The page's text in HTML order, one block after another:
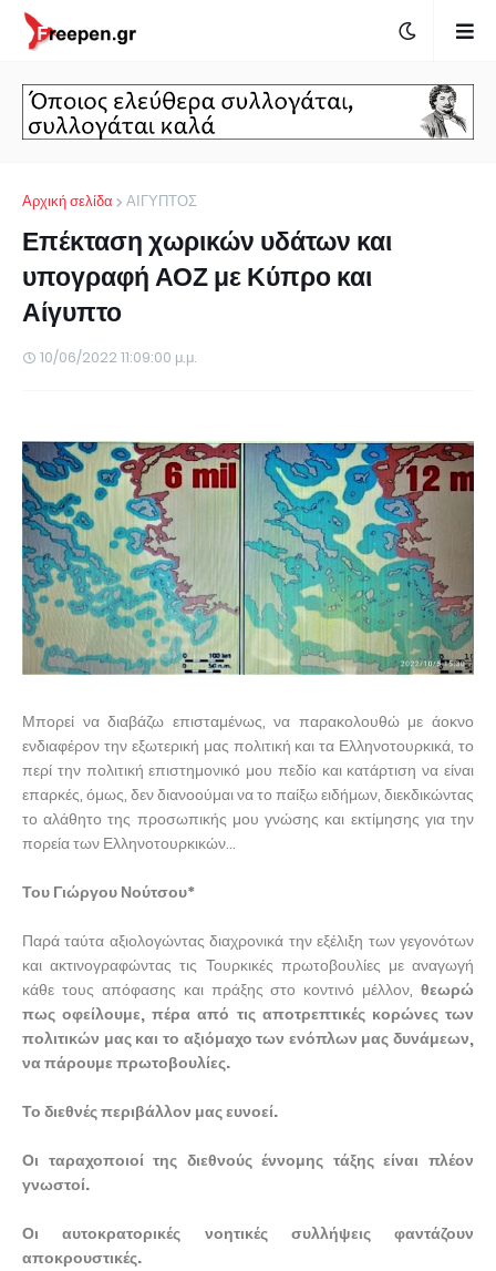
Αρχική σελίδα ΑΙΓΥΠΤΟΣ
Επέκταση χωρικών υδάτων και
υπογραφή ΑΟΖ με Κύπρο και
Αίγυπτο
10/06/2022 11:09:00 μ.μ.
Μπορεί να διαβάζω επισταμένως, να παρακολουθώ με άοκνο
ενδιαφέρον την εξωτερική μας πολιτική και τα Ελληνοτουρκικά, το
περί την πολιτική επιστημονικό μου πεδίο και κατάρτιση να είναι
επαρκές, όμως, δεν διανοούμαι να το παίξω ειδήμων, διεκδικώντας
το αλάθητο της προσωπικής μου γνώσης και εκτίμησης για την
πορεία των Ελληνοτουρκικών...
Του Γιώργου Νούτσου*
Παρά ταύτα αξιολογώντας διαχρονικά την εξέλιξη των γεγονότων
και ακτινογραφώντας τις Τουρκικές πρωτοβουλίες με αναγωγή
κάθε τους απόφασης και πράξης στο κοντινό μέλλον, θεωρώ
πως οφείλουμε, πέρα από τις αποτρεπτικές κορώνες των
πολιτικών μας και το αξιόμαχο των ενόπλων μας δυνάμεων,
να πάρουμε πρωτοβουλίες.
Το διεθνές περιβάλλον μας ευνοεί.
Οι ταραχοποιοί της διεθνούς έννομης τάξης είναι πλέον
γνωστοί.
Οι αυτοκρατορικές νοητικές συλλήψεις φαντάζουν
αποκρουστικές.